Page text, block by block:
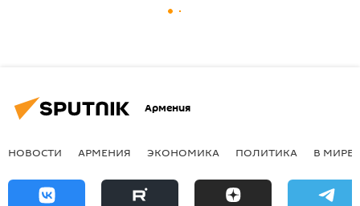
Армения
НОВОСТИ АРМЕНИЯ ЭКОНОМИКА ПОЛИТИКА В МИРЕ